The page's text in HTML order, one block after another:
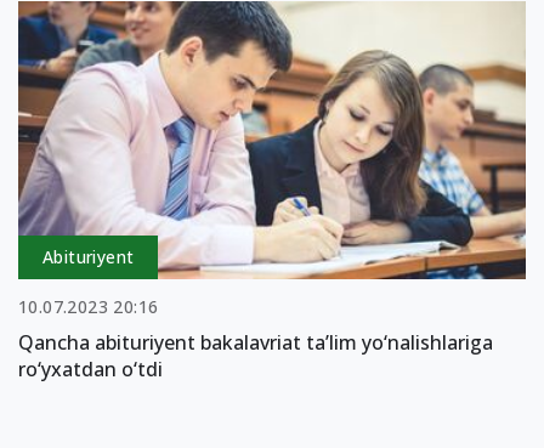
Abituriyent
10.07.2023 20:16
Qancha abituriyent bakalavriat ta’lim yo‘nalishlariga
ro‘yxatdan o‘tdi